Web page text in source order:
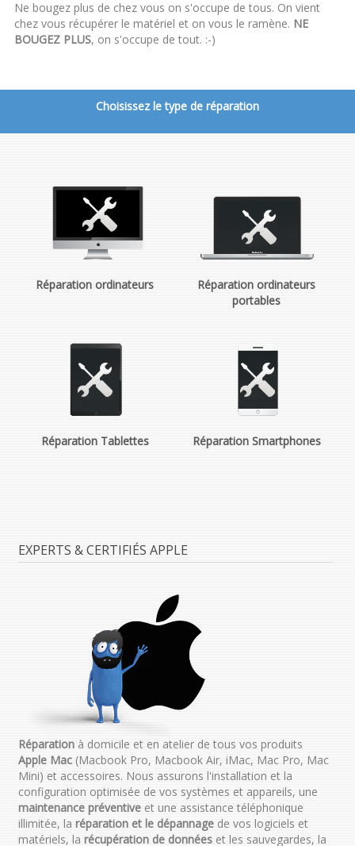
Ne bougez plus de chez vous on s'occupe de tous. On vient
chez vous récupérer le matériel et on vous le ramène. NE
BOUGEZ PLUS, on s'occupe de tout. :-)
Choisissez le type de réparation
Réparation ordinateurs
Réparation ordinateurs
portables
Réparation Tablettes Réparation Smartphones
EXPERTS & CERTIFIÉS APPLE
Réparationà domicile et en atelier de tous vos produits
Apple Mac(Macbook Pro, Macbook Air, iMac, Mac Pro, Mac
Mini) et accessoires. Nous assurons l'installation et la
configuration optimisée de vos systèmes et appareils, une
maintenance préventiveet une assistance téléphonique
illimitée, la réparation et le dépannagede vos logiciels et
matériels, la récupération de donnéeset les sauvegardes, la